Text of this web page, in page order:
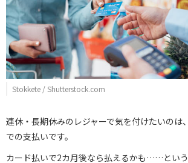
Stokkete / Shutterstock.com
連休・長期休みのレジャーで気を付けたいのは
での支払いです。
カード払いで2カ月後なら払えるかも……とい